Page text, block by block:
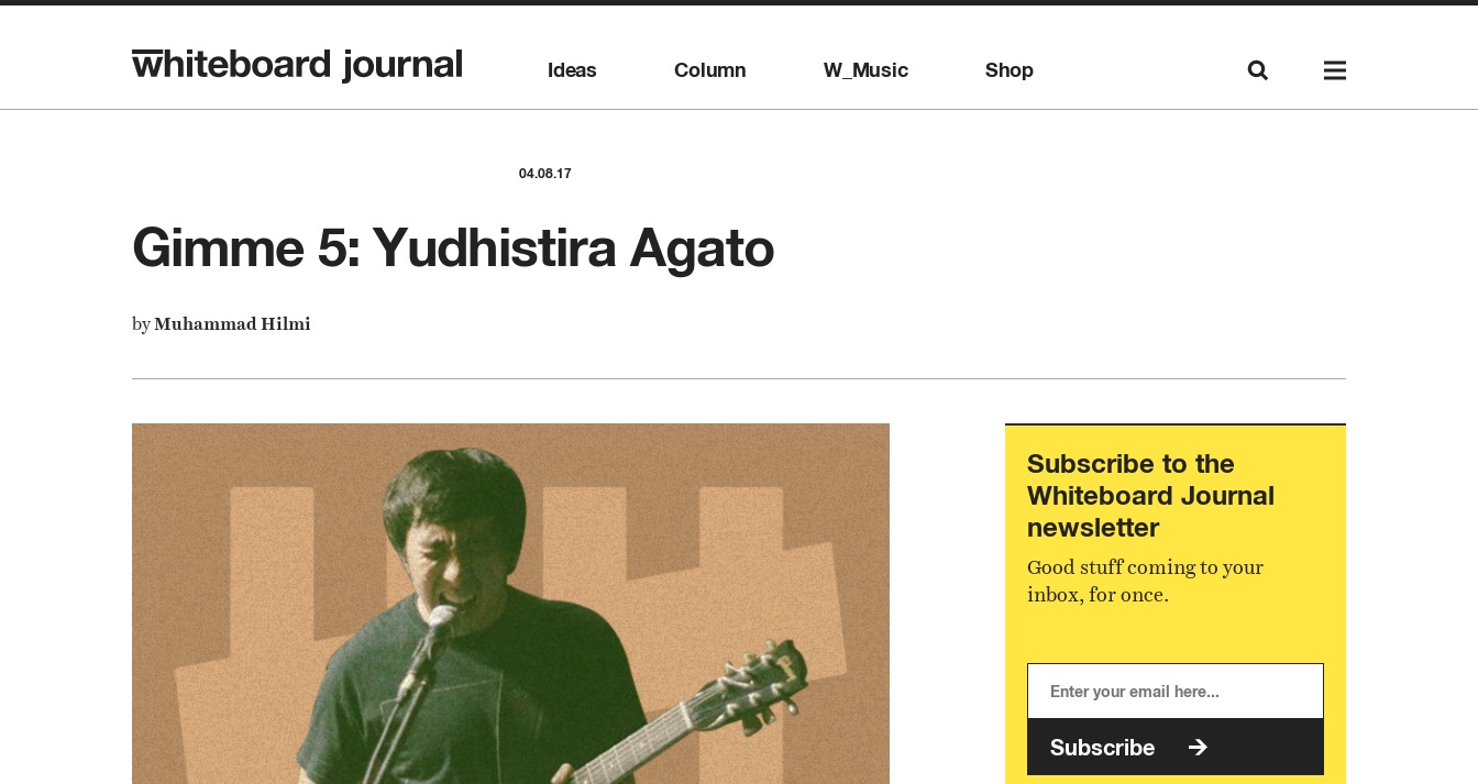
Ideas Column W_Music Shop
04.08.17
Gimme 5: Yudhistira Agato
byMuhammad Hilmi
Subscribe to the
Whiteboard Journal
newsletter
Good stuff coming to your
inbox, for once.
Subscribe